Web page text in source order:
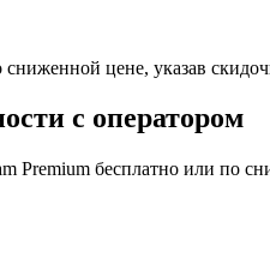
цене, указав
с оператором
Premium бесплатно или по